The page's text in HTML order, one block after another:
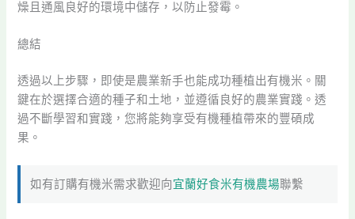
燥且通風良好的環境中儲存，以防止發霉。
總結
透過以上步驟，即使是農業新手也能成功種植出有機米。關
鍵在於選擇合適的種子和土地，並遵循良好的農業實踐。透
過不斷學習和實踐，您將能夠享受有機種植帶來的豐碩成
果。
如有訂購有機米需求歡迎向宜蘭好食米有機農場聯繫